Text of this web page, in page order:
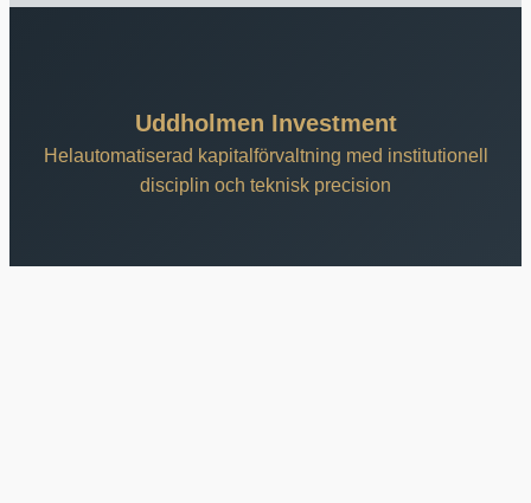
Uddholmen Investment
Helautomatiserad kapitalförvaltning med institutionell
disciplin och teknisk precision